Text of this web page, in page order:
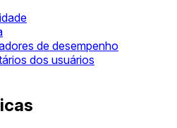
de desempenho
dos usuários